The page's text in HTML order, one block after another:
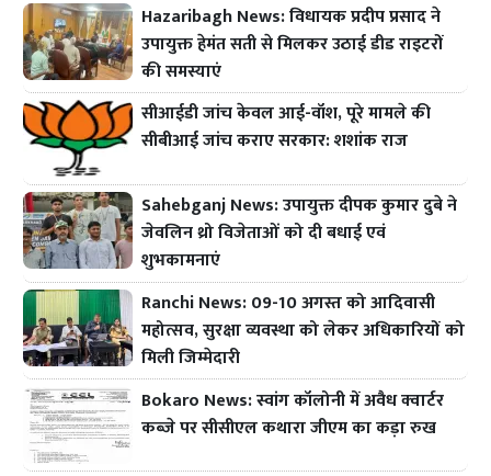
Hazaribagh News: विधायक प्रदीप प्रसाद ने
उपायुक्त हेमंत सती से मिलकर उठाई डीड राइटरों
की समस्याएं
सीआईडी जांच केवल आई-वॉश, पूरे मामले की
सीबीआई जांच कराए सरकार: शशांक राज
Sahebganj News: उपायुक्त दीपक कुमार दुबे ने
जेवलिन थ्रो विजेताओं को दी बधाई एवं
शुभकामनाएं
Ranchi News: 09-10 अगस्त को आदिवासी
महोत्सव, सुरक्षा व्यवस्था को लेकर अधिकारियों को
मिली जिम्मेदारी
Bokaro News: स्वांग कॉलोनी में अवैध क्वार्टर
कब्जे पर सीसीएल कथारा जीएम का कड़ा रुख